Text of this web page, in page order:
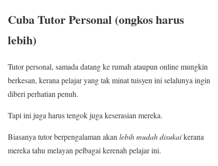
Cuba Tutor Personal (ongkos harus
lebih)
Tutor personal, samada datang ke rumah ataupun online mungkin
berkesan, kerana pelajar yang tak minat tuisyen ini selalunya ingin
diberi perhatian penuh.
Tapi ini juga harus tengok juga keserasian mereka.
Biasanya tutor berpengalaman akanlebih mudah disukaikerana
mereka tahu melayan pelbagai kerenah pelajar ini.